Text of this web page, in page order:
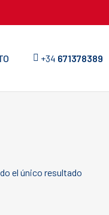
+34 671378389
el único resultado